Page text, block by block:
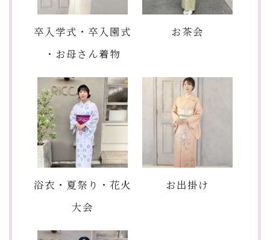
卒入学式・卒入園式
・お母さん着物
お茶会
浴衣・夏祭り・花火
大会
お出掛け